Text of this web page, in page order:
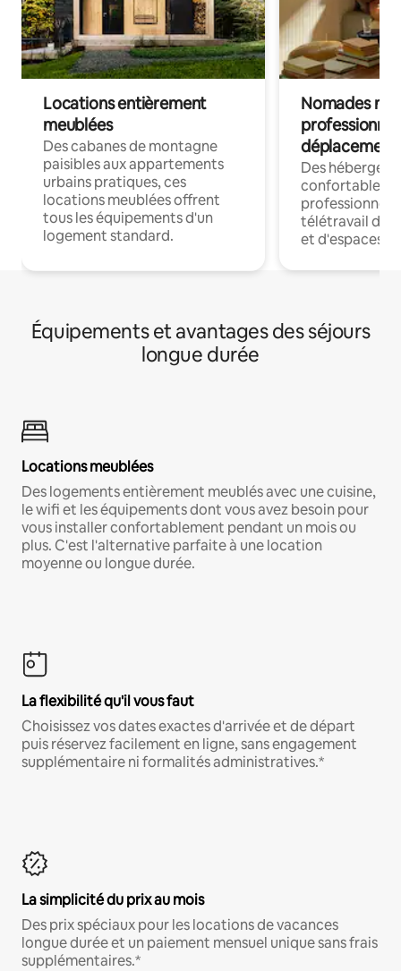
Locations entièrement
meublées
Des cabanes de montagne
paisibles aux appartements
urbains pratiques, ces
locations meublées offrent
tous les équipements d'un
logement standard.
Nomades
déplacement
Des
confortables
professionnels
télétravail
et d'espaces
Équipements et avantages des séjours
longue durée
Locations meublées
Des logements entièrement meublés avec une cuisine,
le wifi et les équipements dont vous avez besoin pour
vous installer confortablement pendant un mois ou
plus. C'est l'alternative parfaite à une location
moyenne ou longue durée.
La flexibilité qu'il vous faut
Choisissez vos dates exactes d'arrivée et de départ
puis réservez facilement en ligne, sans engagement
supplémentaire ni formalités administratives.*
La simplicité du prix au mois
Des prix spéciaux pour les locations de vacances
longue durée et un paiement mensuel unique sans frais
supplémentaires.*